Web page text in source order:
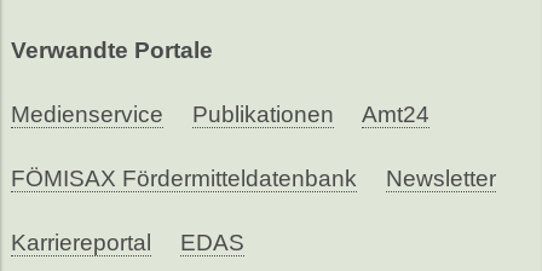
Verwandte Portale
Medienservice Publikationen Amt24
FÖMISAX Fördermitteldatenbank Newsletter
Karriereportal EDAS